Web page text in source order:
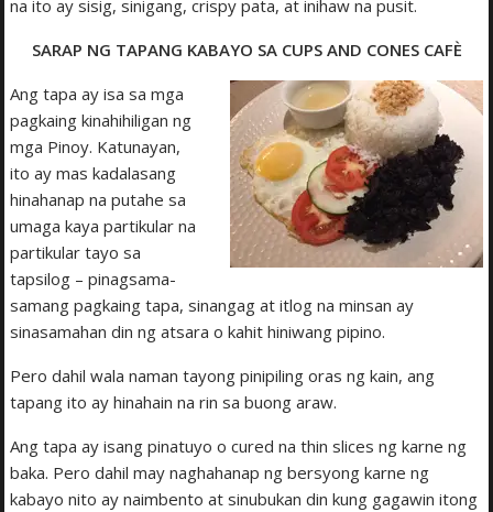
na ito ay sisig, sinigang, crispy pata, at inihaw na pusit.
SARAP NG TAPANG KABAYO SA CUPS AND CONES CAFÈ
Ang tapa ay isa sa mga
pagkaing kinahihiligan ng
mga Pinoy. Katunayan,
ito ay mas kadalasang
hinahanap na putahe sa
umaga kaya partikular na
partikular tayo sa
tapsilog – pinagsama-
samang pagkaing tapa, sinangag at itlog na minsan ay
sinasamahan din ng atsara o kahit hiniwang pipino.
Pero dahil wala naman tayong pinipiling oras ng kain, ang
tapang ito ay hinahain na rin sa buong araw.
Ang tapa ay isang pinatuyo o cured na thin slices ng karne ng
baka. Pero dahil may naghaha­nap ng bersyong karne ng
kabayo nito ay naimbento at sinubukan din kung gagawin itong